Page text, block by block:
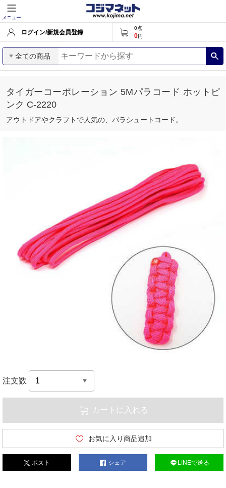
メニュー
ログイン/新規会員登録
0点
0円
全ての商品
タイガーコーポレーション 5Mパラコード ホットピ
ンク C-2220
アウトドアやクラフトで人気の、パラシュートコード。
注文数
カートに入れる
お気に入り商品追加
ポスト シェア LINEで送る